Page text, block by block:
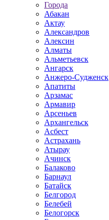
Города
Абакан
Актау
Александров
Алексин
Алматы
Альметьевск
Ангарск
Анжеро-Судженск
Апатиты
Арзамас
Армавир
Арсеньев
Архангельск
Асбест
Астрахань
Атырау
Ачинск
Балаково
Барнаул
Батайск
Белгород
Белебей
Белогорск